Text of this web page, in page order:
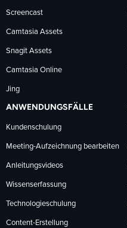
Screencast
Camtasia Assets
Snagit Assets
Camtasia Online
Jing
ANWENDUNGSFÄLLE
Kundenschulung
Meeting-Aufzeichnung bearbeiten
Anleitungsvideos
Wissenserfassung
Technologieschulung
Content-Erstellung